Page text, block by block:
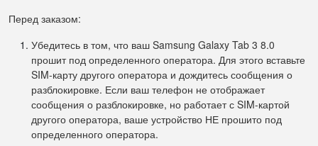
Перед заказом:
Убедитесь в том, что ваш Samsung Galaxy Tab 3 8.0
прошит под определенного оператора. Для этого вставьте
SIM-карту другого оператора и дождитесь сообщения о
разблокировке. Если ваш телефон не отображает
сообщения о разблокировке, но работает с SIM-картой
другого оператора, ваше устройство НЕ прошито под
определенного оператора.